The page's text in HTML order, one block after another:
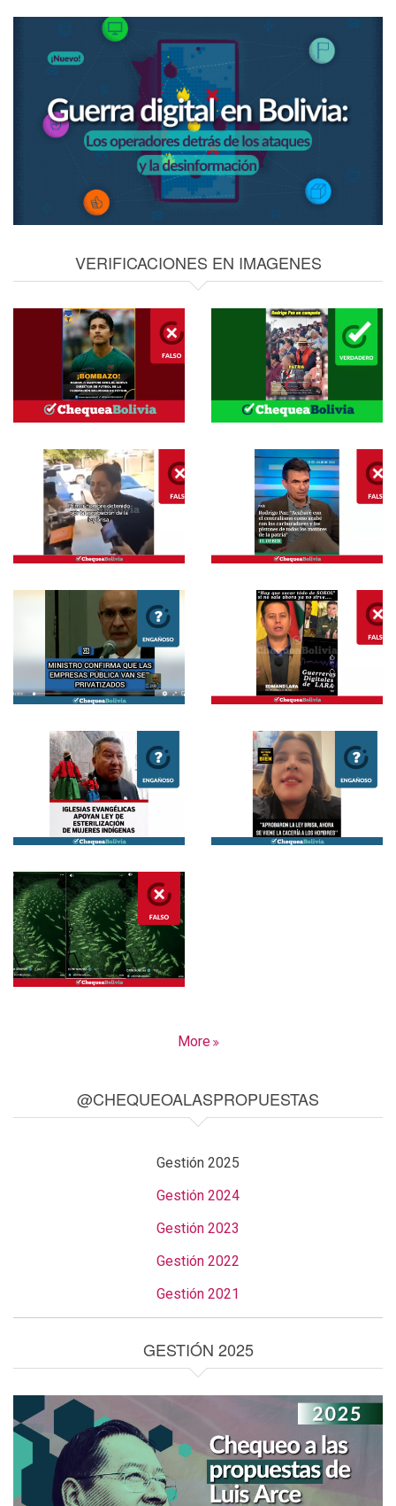
VERIFICACIONES EN IMAGENES
More
@CHEQUEOALASPROPUESTAS
Gestión 2025
Gestión 2024
Gestión 2023
Gestión 2022
Gestión 2021
GESTIÓN 2025